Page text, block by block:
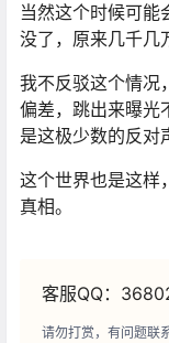
当然这个时候可能
没了，原来几千几
我不反驳这个情况
偏差，跳出来曝光
是这极少数的反对
这个世界也是这样
真相。
客服QQ：
请勿打赏，有问题联